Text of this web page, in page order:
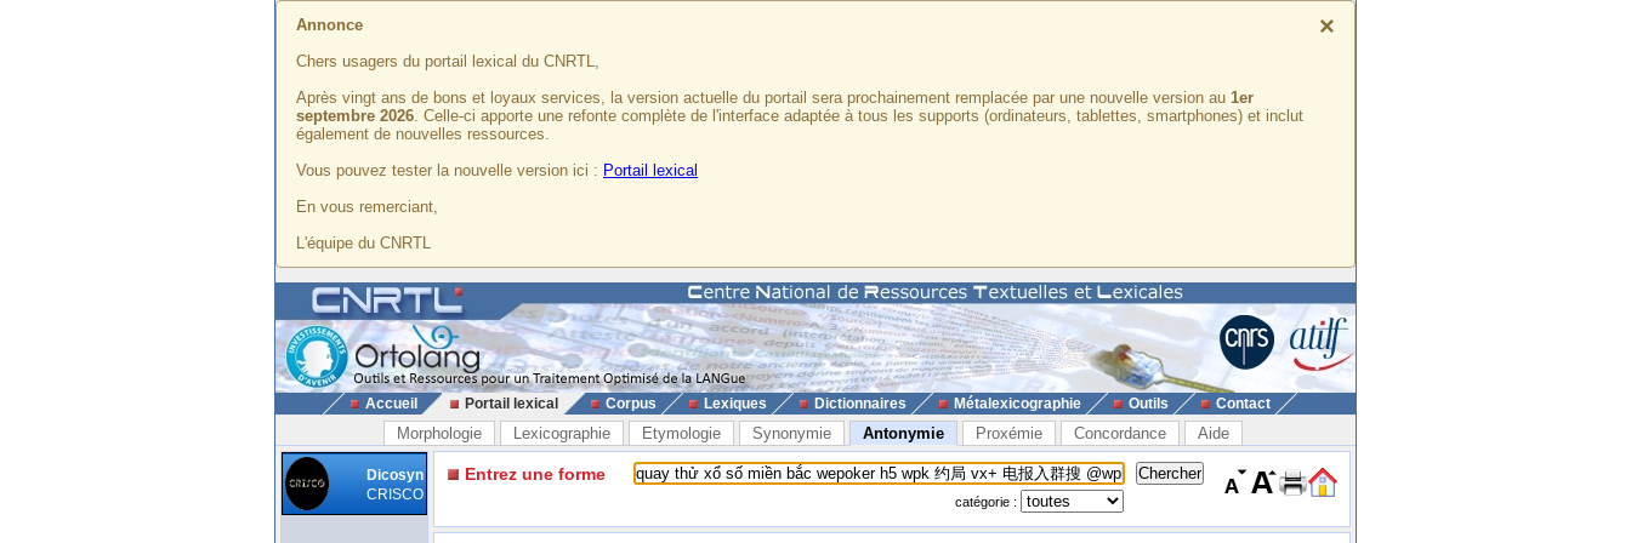
×
Annonce
Chers usagers du portail lexical du CNRTL,
Après vingt ans de bons et loyaux services, la version actuelle du portail sera prochainement remplacée par une nouvelle version au 1er
septembre 2026. Celle-ci apporte une refonte complète de l'interface adaptée à tous les supports (ordinateurs, tablettes, smartphones) et inclut
également de nouvelles ressources.
Vous pouvez tester la nouvelle version ici : Portail lexical
En vous remerciant,
L'équipe du CNRTL
Accueil Portail lexical Corpus Lexiques Dictionnaires Métalexicographie Outils Contact
Morphologie Lexicographie Etymologie Synonymie Antonymie Proxémie Concordance Aide
Dicosyn
CRISCO
Entrez une forme
catégorie :